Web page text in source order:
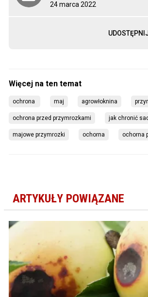
24 marca 2022
ochrona maj agrowłoknina
ochrona przed przymrozkami jak chronić
majowe przymrozki ochorna ochorna
ARTYKUŁY POWIĄZANE